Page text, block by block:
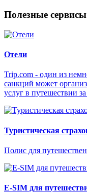
Полезные
Отели
Trip.com - один из
санкций может
услуг в путешествии
Туристическая
Полис для
E-SIM для